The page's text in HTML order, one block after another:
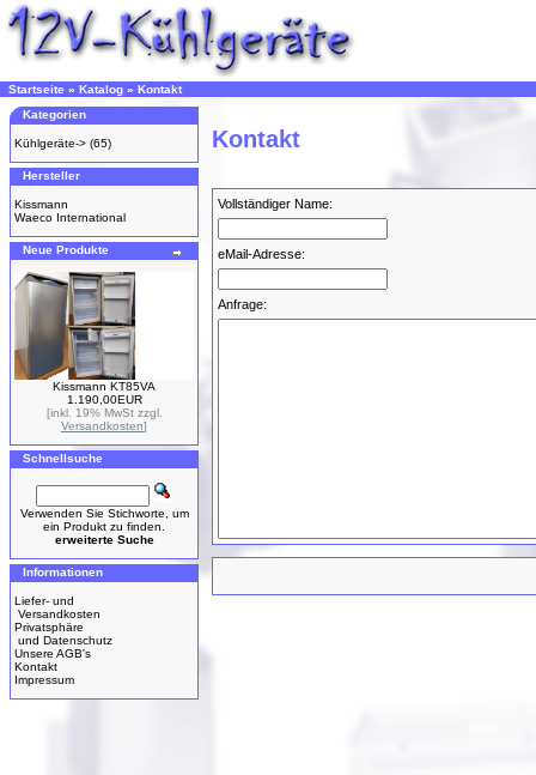
Startseite » Katalog » Kontakt
Kategorien
Kühlgeräte-> (65)
Hersteller
Kissmann
Waeco International
Neue Produkte
Kissmann KT85VA
1.190,00EUR
[inkl. 19% MwSt zzgl.
Versandkosten]
Schnellsuche
Verwenden Sie Stichworte, um
ein Produkt zu finden.
erweiterte Suche
Informationen
Liefer- und
Versandkosten
Privatsphäre
und Datenschutz
Unsere AGB's
Kontakt
Impressum
Kontakt
Vollständiger Name:
eMail-Adresse:
Anfrage: